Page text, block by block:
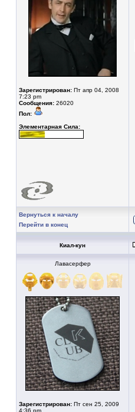
Зарегистрирован: Пт апр 04, 2008
7:23 pm
Сообщения: 26020
Пол:
Элементарная Сила:
Вернуться к началу
Перейти в конец
Киал-кун
Лавасерфер
Зарегистрирован: Пт сен 25, 2009
4:36 pm